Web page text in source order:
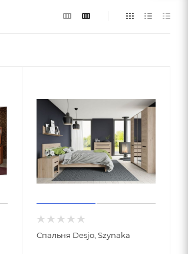
Спальня Desjo, Szynaka